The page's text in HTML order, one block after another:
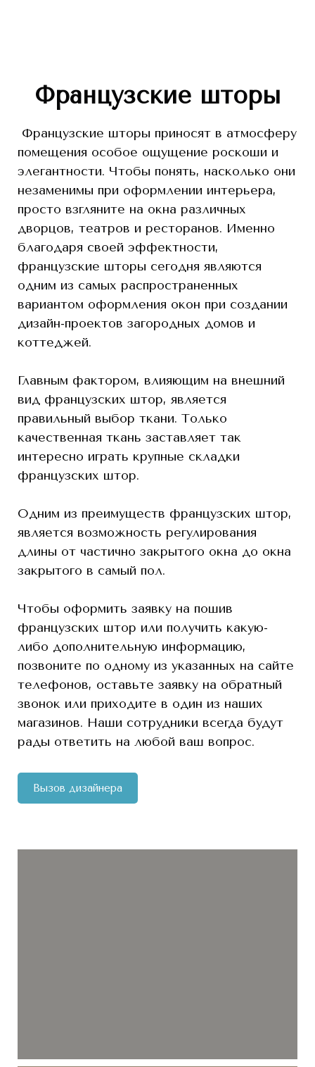
Французские шторы
Французские шторы приносят в атмосферу
помещения особое ощущение роскоши и
элегантности. Чтобы понять, насколько они
незаменимы при оформлении интерьера,
просто взгляните на окна различных
дворцов, театров и ресторанов. Именно
благодаря своей эффектности,
французские шторы сегодня являются
одним из самых распространенных
вариантом оформления окон при создании
дизайн-проектов загородных домов и
коттеджей.
Главным фактором, влияющим на внешний
вид французских штор, является
правильный выбор ткани. Только
качественная ткань заставляет так
интересно играть крупные складки
французских штор.
Одним из преимуществ французских штор,
является возможность регулирования
длины от частично закрытого окна до окна
закрытого в самый пол.
Чтобы оформить заявку на пошив
французских штор или получить какую-
либо дополнительную информацию,
позвоните по одному из указанных на сайте
телефонов, оставьте заявку на обратный
звонок или приходите в один из наших
магазинов. Наши сотрудники всегда будут
рады ответить на любой ваш вопрос.
Вызов дизайнера